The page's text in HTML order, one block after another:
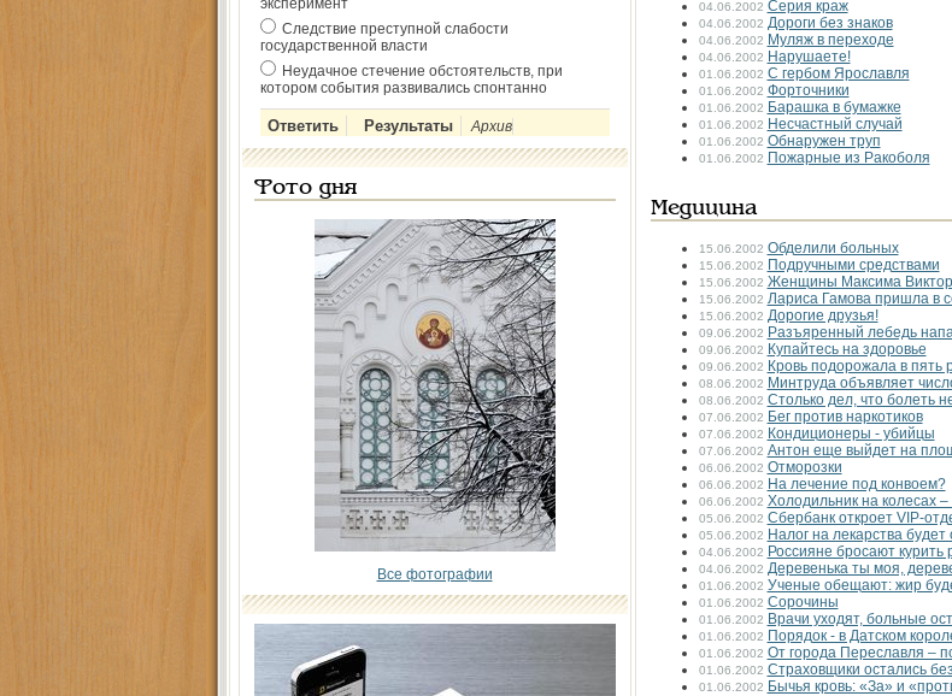
эксперимент
Следствие преступной слабости
государственной власти
Неудачное стечение обстоятельств, при
котором события развивались спонтанно
Архив
Фото дня
Все фотографии
04.06.2002 Серия краж
04.06.2002 Дороги без знаков
04.06.2002 Муляж в переходе
04.06.2002 Нарушаете!
01.06.2002 С гербом Ярославля
01.06.2002 Форточники
01.06.2002 Барашка в бумажке
01.06.2002 Несчастный случай
01.06.2002 Обнаружен труп
01.06.2002 Пожарные из Ракоболя
Медицина
15.06.2002 Обделили больных
15.06.2002 Подручными средствами
15.06.2002 Женщины Максима
15.06.2002 Лариса Гамова пришла в
15.06.2002 Дорогие друзья!
09.06.2002 Разъяренный лебедь
09.06.2002 Купайтесь на здоровье
09.06.2002 Кровь подорожала в пять
08.06.2002 Минтруда объявляет
08.06.2002 Столько дел, что болеть
07.06.2002 Бег против наркотиков
07.06.2002 Кондиционеры - убийцы
07.06.2002 Антон еще выйдет на
06.06.2002 Отморозки
06.06.2002 На лечение под конвоем?
06.06.2002 Холодильник на колесах
05.06.2002 Сбербанк откроет VIP-
05.06.2002 Налог на лекарства будет
04.06.2002 Россияне бросают курить
04.06.2002 Деревенька ты моя,
01.06.2002 Ученые обещают: жир
01.06.2002 Сорочины
01.06.2002 Врачи уходят, больные
01.06.2002 Порядок - в Датском
01.06.2002 От города Переславля –
01.06.2002 Страховщики остались
01.06.2002 Бычья кровь: «За» и